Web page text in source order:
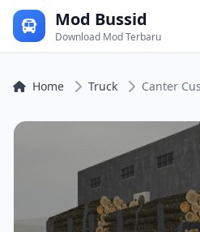
Mod Bussid
Download Mod Terbaru
Home Truck Canter